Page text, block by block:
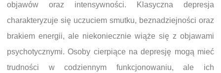
objawów oraz intensywności. Klasyczna depresja
charakteryzuje się uczuciem smutku, beznadziejności oraz
brakiem energii, ale niekoniecznie wiąże się z objawami
psychotycznymi. Osoby cierpiące na depresję mogą mieć
trudności w codziennym funkcjonowaniu, ale ich